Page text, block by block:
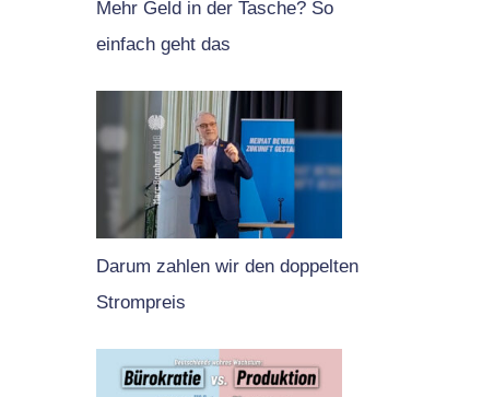
Mehr Geld in der Tasche? So
einfach geht das
Darum zahlen wir den doppelten
Strompreis